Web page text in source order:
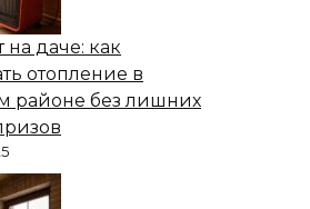
на даче: как
отопление в
районе без лишних